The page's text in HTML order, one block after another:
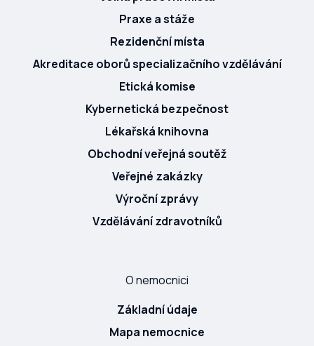
Praxe a stáže
Rezidenční místa
Akreditace oborů specializačního vzdělávání
Etická komise
Kybernetická bezpečnost
Lékařská knihovna
Obchodní veřejná soutěž
Veřejné zakázky
Výroční zprávy
Vzdělávání zdravotníků
O nemocnici
Základní údaje
Mapa nemocnice